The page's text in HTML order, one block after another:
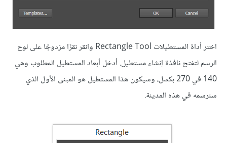
اختر أداة المستطيلات Rectangle Tool وانقر نقرًا مزدوجًا على لوح
الرسم لتفتح نافذة إنشاء مستطيل. أدخل أبعاد المستطيل المطلوب وهي
140 في 270 بكسل، وسيكون هذا المستطيل هو المبنى الأول الذي
سنرسمه في هذه المدينة.